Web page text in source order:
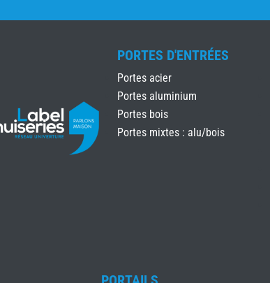
PORTES D'ENTRÉES
Portes acier
Portes aluminium
Portes bois
Portes mixtes : alu/bois